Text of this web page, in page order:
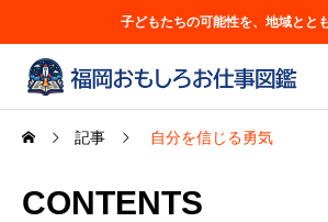
子どもたちの可能性を、地域とと
記事 自分を信じる勇気
CONTENTS